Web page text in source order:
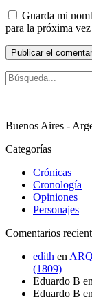
Guarda mi
para la próxima
Buenos Aires -
Categorías
Crónicas
Cronología
Opiniones
Personajes
Comentarios
edith en
(1809)
Eduardo B en
Eduardo B en